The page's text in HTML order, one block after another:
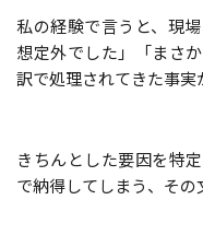
私の経験で言うと、現
想定外でした」「まさ
訳で処理されてきた事実
きちんとした要因を特
で納得してしまう、その